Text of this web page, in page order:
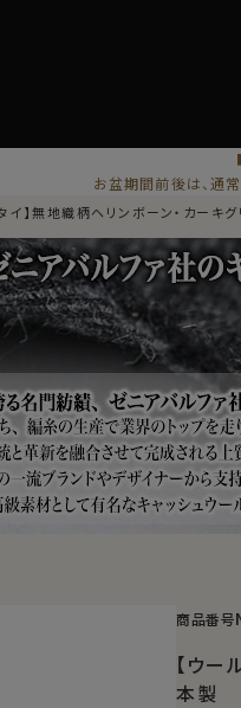
お盆期間前後は、通
イ】無地織柄ヘリンボーン・カーキ
商品番号
【ウー
本製